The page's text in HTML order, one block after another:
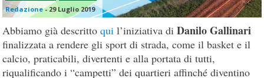
Redazione-29 Luglio 2019
Abbiamo già descrittoquil’iniziativa diDanilo Gallinari
finalizzata a rendere gli sport di strada, come il basket e il
calcio, praticabili, divertenti e alla portata di tutti,
riqualificando i “campetti” dei quartieri affinché diventino